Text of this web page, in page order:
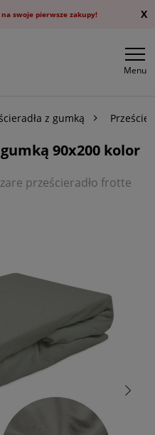
swoje pierwsze zakupy! X
Menu
z gumką
90x200 kolor
prześcieradło frotte